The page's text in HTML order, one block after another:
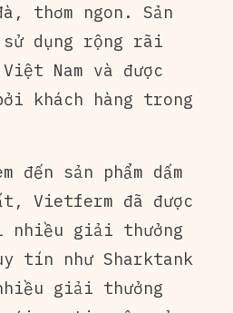
thơm ngon. Sản
sử dụng rộng rãi
Nam và được
khách hàng trong
đến sản phẩm dấm
Vietferm đã được
nhiều giải thưởng
tín như Sharktank
giải thưởng